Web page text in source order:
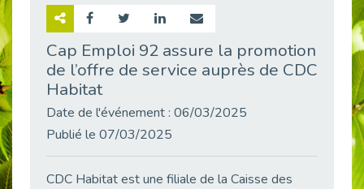
Emploi & Handicap : Hachette Livre et Cap emploi 92 renforcent leur collaboration
Publié le 02/06/2026
Publié le 30/05/2026
« Confiance en soi et acceptation du handicap » : un levier puissant vers l’emploi
Cap Emploi 92 assure la promotion
de l’offre de service auprès de CDC
Habitat
Date de l'événement : 06/03/2025
Publié le 07/03/2025
CDC Habitat est une filiale de la Caisse des